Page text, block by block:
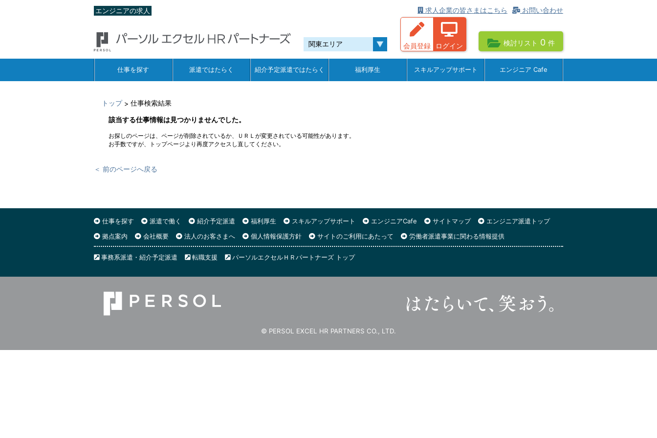
エンジニアの求人 お問い合わせ
求人企業の皆さまはこちら
会員登録 ログイン 検討リスト 0 件
仕事を探す 派遣ではたらく 紹介予定派遣ではたらく 福利厚生 スキルアップサポート エンジニア Cafe
トップ > 仕事検索結果
該当する仕事情報は見つかりませんでした。
お探しのページは、ページが削除されているか、ＵＲＬが変更されている可能性があります。
お手数ですが、トップページより再度アクセスし直してください。
＜ 前のページへ戻る
仕事を探す 派遣で働く 紹介予定派遣 福利厚生 スキルアップサポート エンジニアCafe サイトマップ
エンジニア派遣トップ
拠点案内
会社概要 法人のお客さまへ 個人情報保護方針 サイトのご利用にあたって 労働者派遣事業に関わる情報提供
事務系派遣・紹介予定派遣 転職支援 パーソルエクセルＨＲパートナーズ トップ
© PERSOL EXCEL HR PARTNERS CO., LTD.